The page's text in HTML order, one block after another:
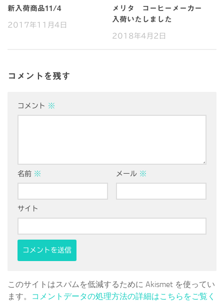
新入荷商品11/4
2017年11月4日
メリタ コーヒーメーカー
入荷いたしました
2018年4月2日
コメントを残す
コメント ※
名前 ※ メール ※
サイト
このサイトはスパムを低減するために Akismet を使ってい
ます。
コメントデータの処理方法の詳細はこちらをご覧く